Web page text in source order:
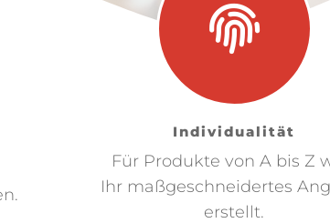
Individualität
Für Produkte von A bis Z
Ihr maßgeschneidertes
erstellt.